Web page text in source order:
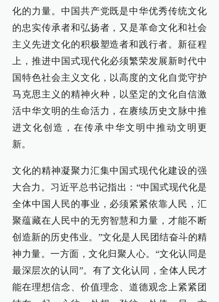
化的力量。中国共产党既是中华优秀传统文化
的忠实传承者和弘扬者，又是革命文化和社会
主义先进文化的积极塑造者和践行者。新征程
上，推进中国式现代化必须繁荣发展新时代中
国特色社会主义文化，以高度的文化自觉守护
马克思主义的精神火种，以坚定的文化自信激
活中华文明的生命活力，在赓续历史文脉中推
进文化创造，在传承中华文明中推动文明更
新。
文化的精神凝聚力汇集中国式现代化建设的强
大合力。习近平总书记指出：“中国式现代化是
全体中国人民的事业，必须紧紧依靠人民，汇
聚蕴藏在人民中的无穷智慧和力量，才能不断
创造新的历史伟业。”文化是人民团结奋斗的精
神力量。一方面，文化归聚人心。“文化认同是
最深层次的认同”。有了文化认同，全体人民才
能在理想信念、价值理念、道德观念上紧紧团